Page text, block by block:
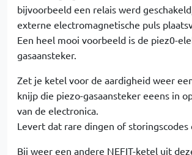
bijvoorbeeld een relais werd
externe electromagnetische puls
Een heel mooi voorbeeld is de piez0-
gasaansteker.
Zet je ketel voor de aardigheid weer
knijp die piezo-gasaansteker eeens in
van de electronica.
Levert dat rare dingen of storingscodes
Bij weer een andere NEFIT-ketel uit